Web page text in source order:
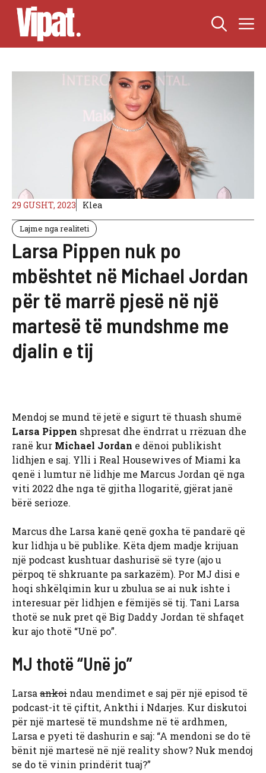
Skip
content
29 GUSHT, 2023 Klea
Lajme nga realiteti
Larsa Pippen nuk po
mbështet në Michael Jordan
për të marrë pjesë në një
martesë të mundshme me
djalin e tij
Mendoj se mund të jetë e sigurt të thuash shumë
Larsa Pippen shpresat dhe ëndrrat u rrëzuan dhe
ranë kur Michael Jordan e dënoi publikisht
lidhjen e saj. Ylli i Real Housewives of Miami ka
qenë i lumtur në lidhje me Marcus Jordan që nga
viti 2022 dhe nga të gjitha llogaritë, gjërat janë
bërë serioze.
Marcus dhe Larsa kanë qenë goxha të pandarë që
kur lidhja u bë publike. Këta djem madje krijuan
një podcast kushtuar dashurisë së tyre (ajo u
përpoq të shkruante pa sarkazëm). Por MJ disi e
hoqi shkëlqimin kur u zbulua se ai nuk ishte i
interesuar për lidhjen e fëmijës së tij. Tani Larsa
thotë se nuk pret që Big Daddy Jordan të shfaqet
kur ajo thotë “Unë po”.
MJ thotë “Unë jo”
Larsa ankoi ndau mendimet e saj për një episod të
podcast-it të çiftit, Ankthi i Ndarjes. Kur diskutoi
për një martesë të mundshme në të ardhmen,
Larsa e pyeti të dashurin e saj: “A mendoni se do të
bënit një martesë në një reality show? Nuk mendoj
se do të vinin prindërit tuaj?”